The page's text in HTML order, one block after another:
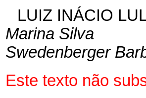
LUIZ INÁCIO
Marina Silva
Swedenberger
Este texto não